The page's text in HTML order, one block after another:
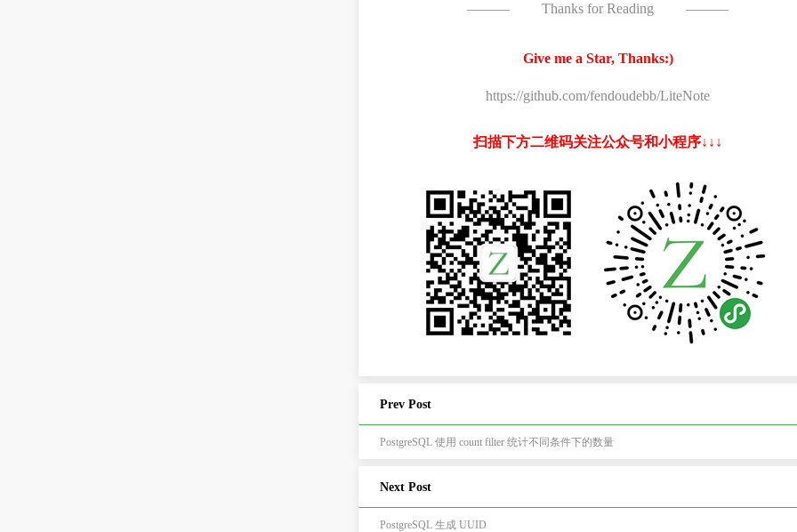
——— Thanks for Reading ———
Give me a Star, Thanks:)
https://github.com/fendoudebb/LiteNote
扫描下方二维码关注公众号和小程序↓↓↓
Prev Post
PostgreSQL 使用 count filter 统计不同条件下的数量
Next Post
PostgreSQL 生成 UUID